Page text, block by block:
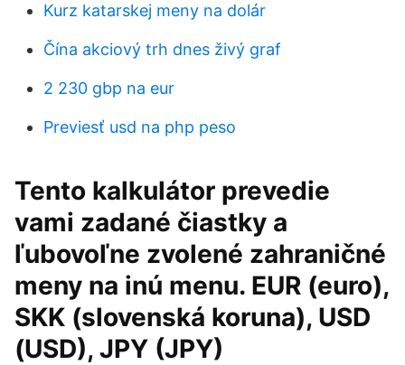
Kurz katarskej meny na dolár
Čína akciový trh dnes živý graf
2 230 gbp na eur
Previesť usd na php peso
Tento kalkulátor prevedie
vami zadané čiastky a
ľubovoľne zvolené zahraničné
meny na inú menu. EUR (euro),
SKK (slovenská koruna), USD
(USD), JPY (JPY)